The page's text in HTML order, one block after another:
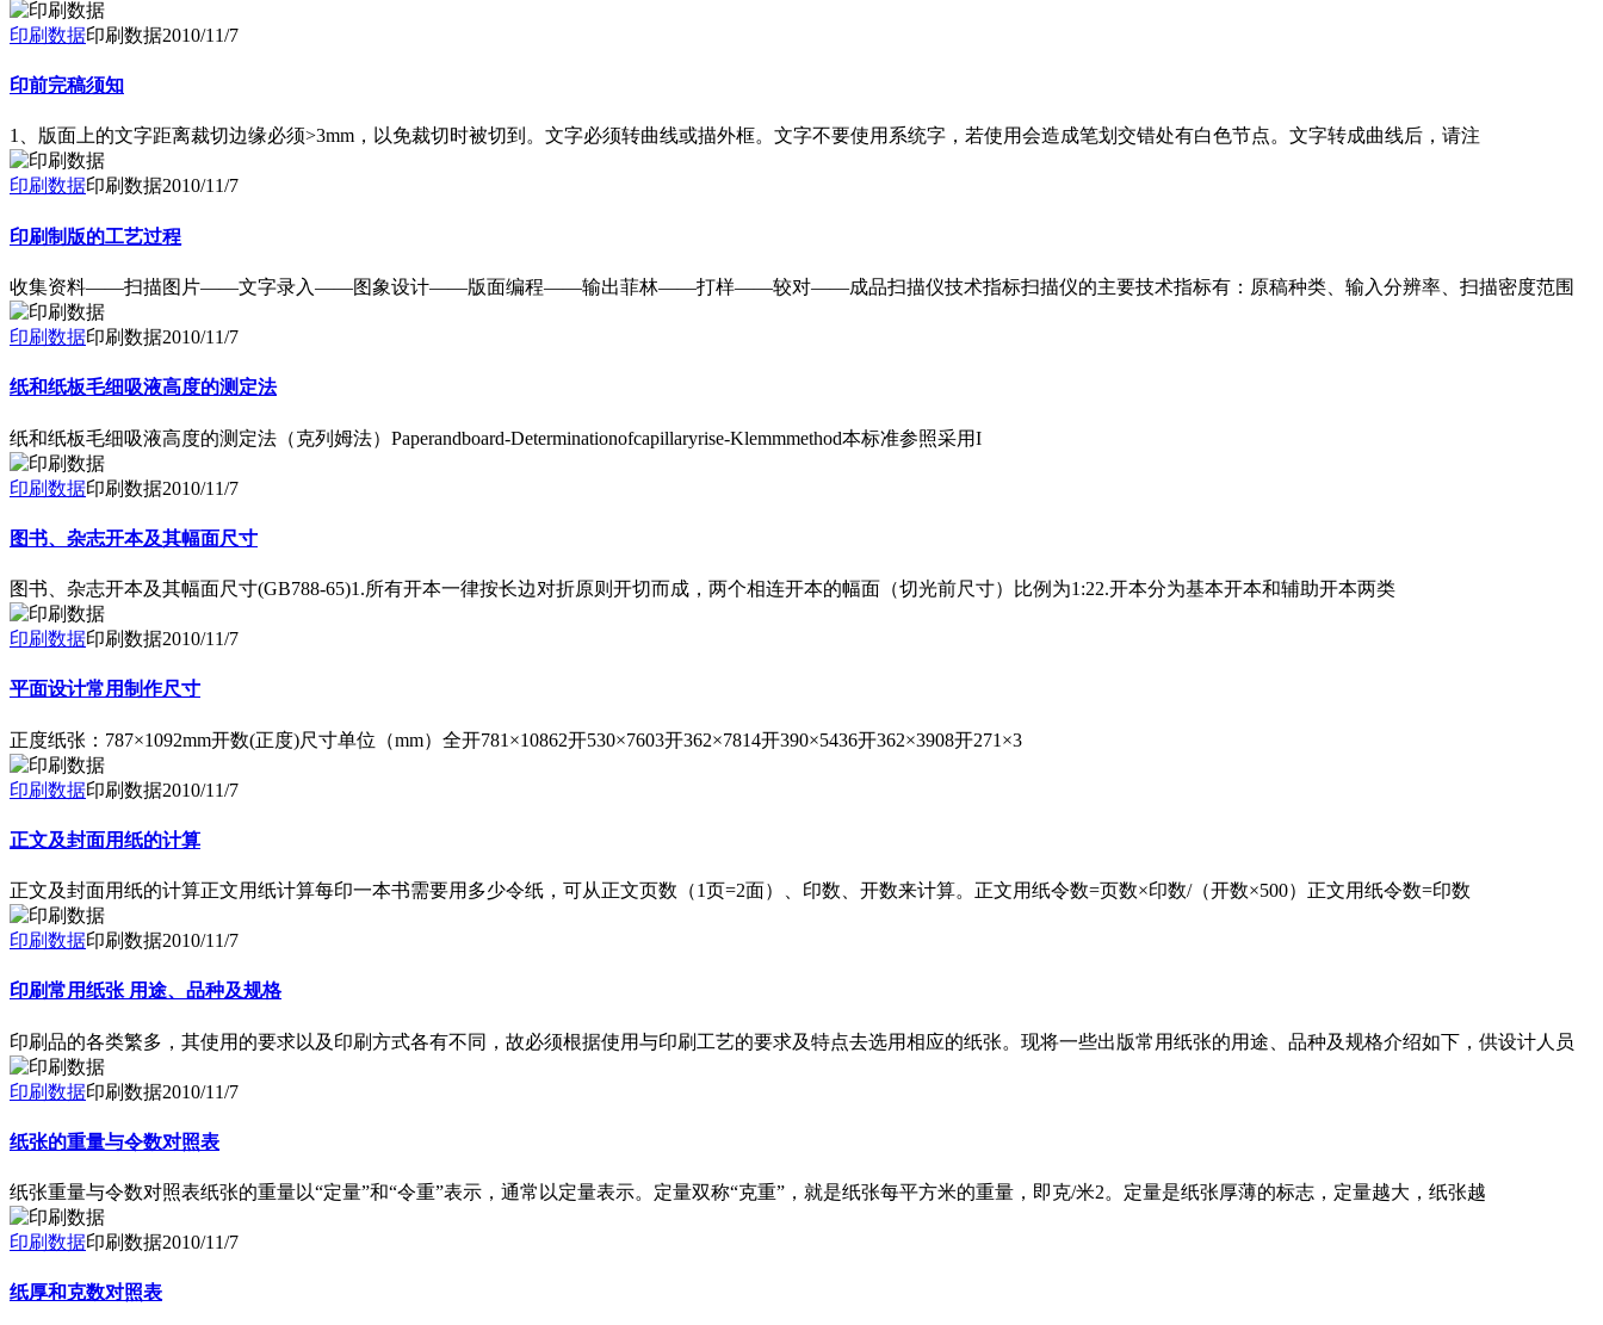
印刷数据印刷数据2010/11/7
印前完稿须知
1、版面上的文字距离裁切边缘必须>3mm，以免裁切时被切到。文字必须转曲线或描外框。文字不要使用系统字，若使用会造成笔划交错处有白色节点。文字转成曲线后，请注
印刷数据印刷数据2010/11/7
印刷制版的工艺过程
收集资料——扫描图片——文字录入——图象设计——版面编程——输出菲林——打样——较对——成品扫描仪技术指标扫描仪的主要技术指标有：原稿种类、输入分辨率、扫描密度范围
印刷数据印刷数据2010/11/7
纸和纸板毛细吸液高度的测定法
纸和纸板毛细吸液高度的测定法（克列姆法）Paperandboard-Determinationofcapillaryrise-Klemmmethod本标准参照采用I
印刷数据印刷数据2010/11/7
图书、杂志开本及其幅面尺寸
图书、杂志开本及其幅面尺寸(GB788-65)1.所有开本一律按长边对折原则开切而成，两个相连开本的幅面（切光前尺寸）比例为1:22.开本分为基本开本和辅助开本两类
印刷数据印刷数据2010/11/7
平面设计常用制作尺寸
正度纸张：787×1092mm开数(正度)尺寸单位（mm）全开781×10862开530×7603开362×7814开390×5436开362×3908开271×3
印刷数据印刷数据2010/11/7
正文及封面用纸的计算
正文及封面用纸的计算正文用纸计算每印一本书需要用多少令纸，可从正文页数（1页=2面）、印数、开数来计算。正文用纸令数=页数×印数/（开数×500）正文用纸令数=印数
印刷数据印刷数据2010/11/7
印刷常用纸张 用途、品种及规格
印刷品的各类繁多，其使用的要求以及印刷方式各有不同，故必须根据使用与印刷工艺的要求及特点去选用相应的纸张。现将一些出版常用纸张的用途、品种及规格介绍如下，供设计人员
印刷数据印刷数据2010/11/7
纸张的重量与令数对照表
纸张重量与令数对照表纸张的重量以“定量”和“令重”表示，通常以定量表示。定量双称“克重”，就是纸张每平方米的重量，即克/米2。定量是纸张厚薄的标志，定量越大，纸张越
印刷数据印刷数据2010/11/7
纸厚和克数对照表